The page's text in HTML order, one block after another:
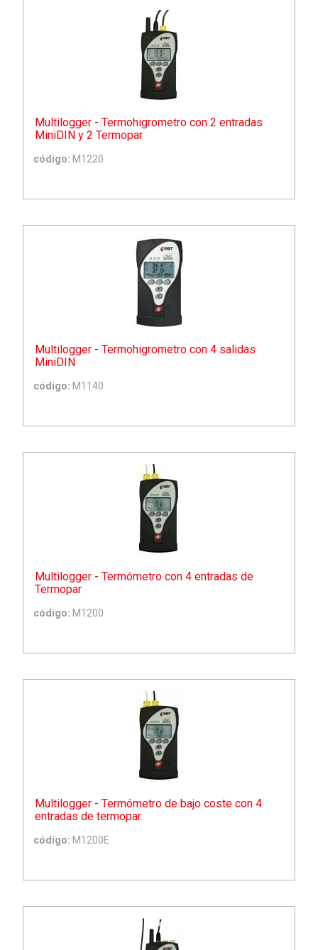
Multilogger - Termohigrometro con 2 entradas
MiniDIN y 2 Termopar
código: M1220
Multilogger - Termohigrometro con 4 salidas
MiniDIN
código: M1140
Multilogger - Termómetro con 4 entradas de
Termopar
código: M1200
Multilogger - Termómetro de bajo coste con 4
entradas de termopar.
código: M1200E